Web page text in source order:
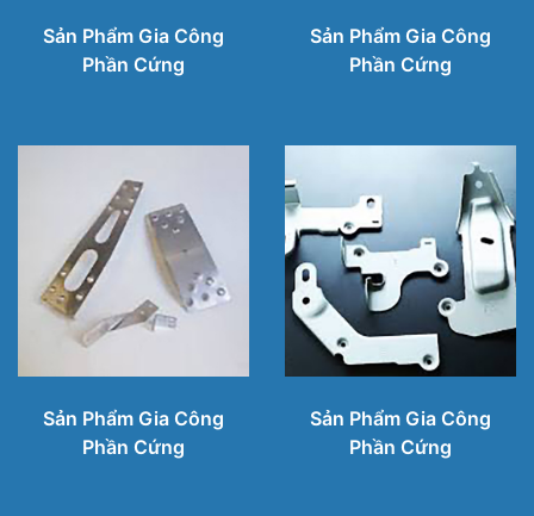
Sản Phẩm Gia Công
Phần Cứng
Sản Phẩm Gia Công
Phần Cứng
Sản Phẩm Gia Công
Phần Cứng
Sản Phẩm Gia Công
Phần Cứng